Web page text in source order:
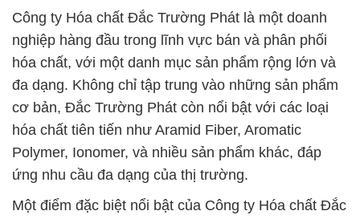
Công ty Hóa chất Đắc Trường Phát là một doanh
nghiệp hàng đầu trong lĩnh vực bán và phân phối
hóa chất, với một danh mục sản phẩm rộng lớn và
đa dạng. Không chỉ tập trung vào những sản phẩm
cơ bản, Đắc Trường Phát còn nổi bật với các loại
hóa chất tiên tiến như Aramid Fiber, Aromatic
Polymer, Ionomer, và nhiều sản phẩm khác, đáp
ứng nhu cầu đa dạng của thị trường.
Một điểm đặc biệt nổi bật của Công ty Hóa chất Đắc